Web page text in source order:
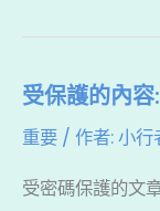
b
o
o
k
d
s
說
受保護的內
重要 / 作者:小行
受密碼保護的文
受
保
的